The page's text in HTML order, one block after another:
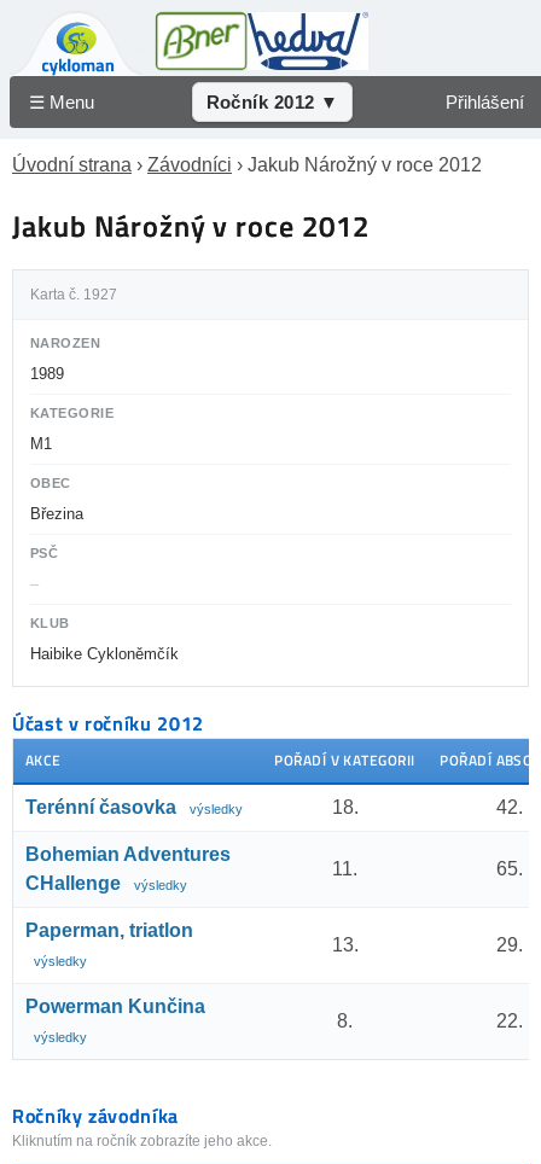
☰ Menu Ročník 2012 ▼ Přihlášení
Úvodní strana › Závodníci › Jakub Nárožný v roce 2012
Jakub Nárožný v roce 2012
Karta č. 1927
NAROZEN
1989
KATEGORIE
M1
OBEC
Březina
PSČ
–
KLUB
Haibike Cykloněmčík
Účast v ročníku 2012
AKCE POŘADÍ V KATEGORII POŘADÍ
Terénní časovka výsledky 18. 42.
Bohemian Adventures
CHallenge
výsledky
11. 65.
Paperman, triatlon
výsledky
13. 29.
Powerman Kunčina
výsledky
8. 22.
Ročníky závodníka
Kliknutím na ročník zobrazíte jeho akce.